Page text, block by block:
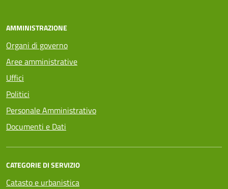
AMMINISTRAZIONE
Organi di governo
Aree amministrative
Uffici
Politici
Personale Amministrativo
Documenti e Dati
CATEGORIE DI SERVIZIO
Catasto e urbanistica